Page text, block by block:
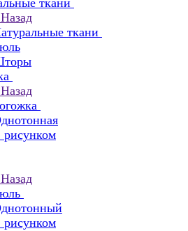
ткани
Назад
ткани
Назад
рисунком
Назад
рисунком